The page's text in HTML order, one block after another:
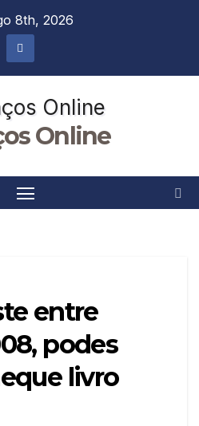
8th, 2026
Online
entre
podes
livro